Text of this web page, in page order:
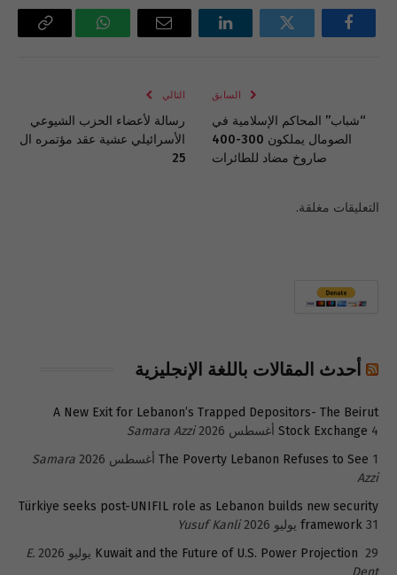
فيسبوك تويتر لينكدإن
البريد
واتساب Copy
السابق
“شباب” المحاكم الإسلامية في
الصومال يملكون 300-400
صاروخ مضاد للطائرات
التالي
رسالة لأعضاء الحزب الشيوعي
الأسرائيلي عشية عقد مؤتمره ال
25
التعليقات مغلقة.
أحدث المقالات باللغة الإنجليزية
A New Exit for Lebanon’s Trapped Depositors- The Beirut
Stock Exchange 4 أغسطس 2026
Samara Azzi
The Poverty Lebanon Refuses to See 1 أغسطس 2026
Samara
Azzi
Türkiye seeks post-UNIFIL role as Lebanon builds new security
framework 31 يوليو 2026
Yusuf Kanli
Kuwait and the Future of U.S. Power Projection 29 يوليو 2026
E.
Dent